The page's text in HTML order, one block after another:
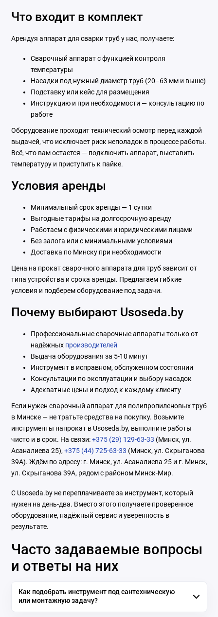
Что входит в комплект
Арендуя аппарат для сварки труб у нас, получаете:
Сварочный аппарат с функцией контроля
температуры
Насадки под нужный диаметр труб (20–63 мм и выше)
Подставку или кейс для размещения
Инструкцию и при необходимости — консультацию по
работе
Оборудование проходит технический осмотр перед каждой
выдачей, что исключает риск неполадок в процессе работы.
Всё, что вам остается — подключить аппарат, выставить
температуру и приступить к пайке.
Условия аренды
Минимальный срок аренды — 1 сутки
Выгодные тарифы на долгосрочную аренду
Работаем с физическими и юридическими лицами
Без залога или с минимальными условиями
Доставка по Минску при необходимости
Цена на прокат сварочного аппарата для труб зависит от
типа устройства и срока аренды. Предлагаем гибкие
условия и подберем оборудование под задачи.
Почему выбирают Usoseda.by
Профессиональные сварочные аппараты только от
надёжных производителей
Выдача оборудования за 5-10 минут
Инструмент в исправном, обслуженном состоянии
Консультации по эксплуатации и выбору насадок
Адекватные цены и подход к каждому клиенту
Если нужен сварочный аппарат для полипропиленовых труб
в Минске — не тратьте средства на покупку. Возьмите
инструменты напрокат в Usoseda.by, выполните работы
чисто и в срок. На связи:+375 (29) 129-63-33 (Минск, ул.
Асаналиева 25),+375 (44) 725-63-33 (Минск, ул. Скрыганова
39А). Ждём по адресу: г. Минск, ул. Асаналиева 25 и г. Минск,
ул. Скрыганова 39А, рядом с районом Минск-Мир.
С Usoseda.by не переплачиваете за инструмент, который
нужен на день-два. Вместо этого получаете проверенное
оборудование, надёжный сервис и уверенность в
результате.
Часто задаваемые вопросы
и ответы на них
Как подобрать инструмент под сантехническую
или монтажную задачу?